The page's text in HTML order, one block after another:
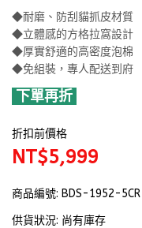
◆耐磨、防刮貓抓皮材質
◆立體感的方格拉窩設計
◆厚實舒適的高密度泡棉
◆免組裝，專人配送到府
下單再折
折扣前價格
NT$5,999
商品編號: BDS-1952-5CR
供貨狀況: 尚有庫存